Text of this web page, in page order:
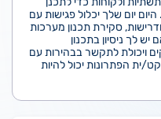
יום שלך יכלול פגישות עם
סקירת תכנון מערכות
יש לך ניסיון בתכנון
ויכולת לתקשר בבהירות עם
ית הפתרונות יכול להיות